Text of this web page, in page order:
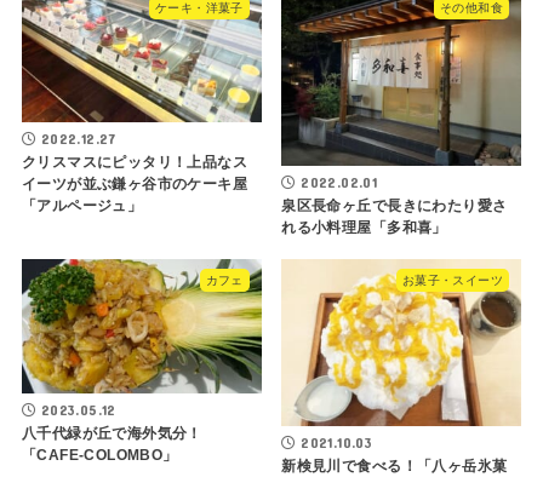
ケーキ・洋菓子
2022.12.27
クリスマスにピッタリ！上品なス
イーツが並ぶ鎌ヶ谷市のケーキ屋
「アルページュ」
その他和食
2022.02.01
泉区長命ヶ丘で長きにわたり愛さ
れる小料理屋「多和喜」
カフェ
2023.05.12
八千代緑が丘で海外気分！
「CAFE-COLOMBO」
お菓子・スイーツ
2021.10.03
新検見川で食べる！「八ヶ岳氷菓